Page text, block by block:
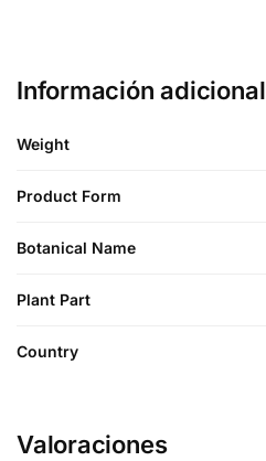
Información adicional
Weight
Product Form
Botanical Name
Plant Part
Country
Valoraciones